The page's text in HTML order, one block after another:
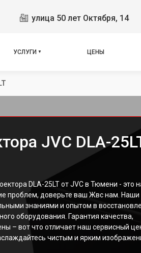
улица 50 лет Октября, 14
УСЛУГИ ЦЕНЫ
JVC DLA-
DLA-25LT от JVC в Тюмени - это
проблем, доверьте ваш Жвс нам. Наши
знаниями и опытом в
оборудования. Гарантия качества,
– вот что отличает наш сервисный
чистым и ярким